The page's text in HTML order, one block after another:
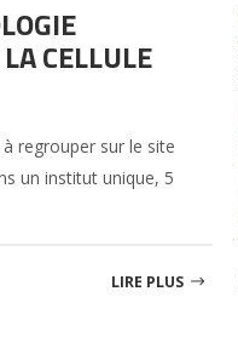
CELLULE
à regrouper sur le site
un institut unique, 5
LIRE PLUS